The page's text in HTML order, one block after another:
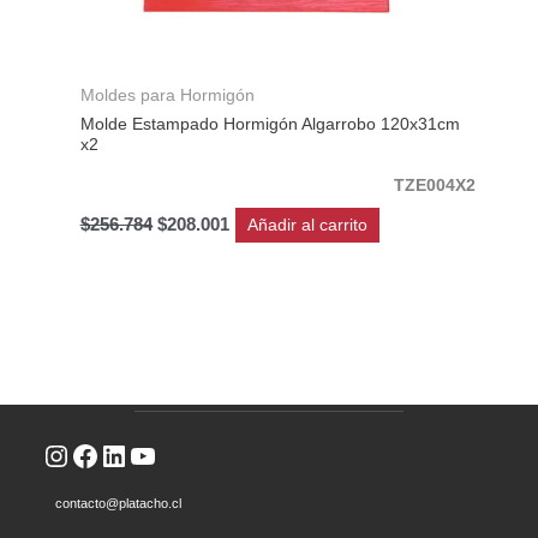
Moldes para Hormigón
Molde Estampado Hormigón Algarrobo 120x31cm
x2
TZE004X2
$256.784 $208.001 Añadir al carrito
Instagram
Facebook
LinkedIn
YouTube
contacto@platacho.cl